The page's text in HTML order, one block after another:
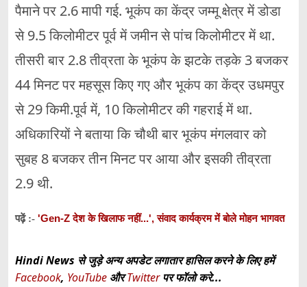
पैमाने पर 2.6 मापी गई. भूकंप का केंद्र जम्मू क्षेत्र में डोडा
से 9.5 किलोमीटर पूर्व में जमीन से पांच किलोमीटर में था.
तीसरी बार 2.8 तीव्रता के भूकंप के झटके तड़के 3 बजकर
44 मिनट पर महसूस किए गए और भूकंप का केंद्र उधमपुर
से 29 किमी.पूर्व में, 10 किलोमीटर की गहराई में था.
अधिकारियों ने बताया कि चौथी बार भूकंप मंगलवार को
सुबह 8 बजकर तीन मिनट पर आया और इसकी तीव्रता
2.9 थी.
पढ़ें :- 'Gen-Z देश के खिलाफ नहीं...', संवाद कार्यक्रम में बोले मोहन भागवत
Hindi News से जुड़े अन्य अपडेट लगातार हासिल करने के लिए हमें
Facebook, YouTube औरTwitterपर फॉलो करे...